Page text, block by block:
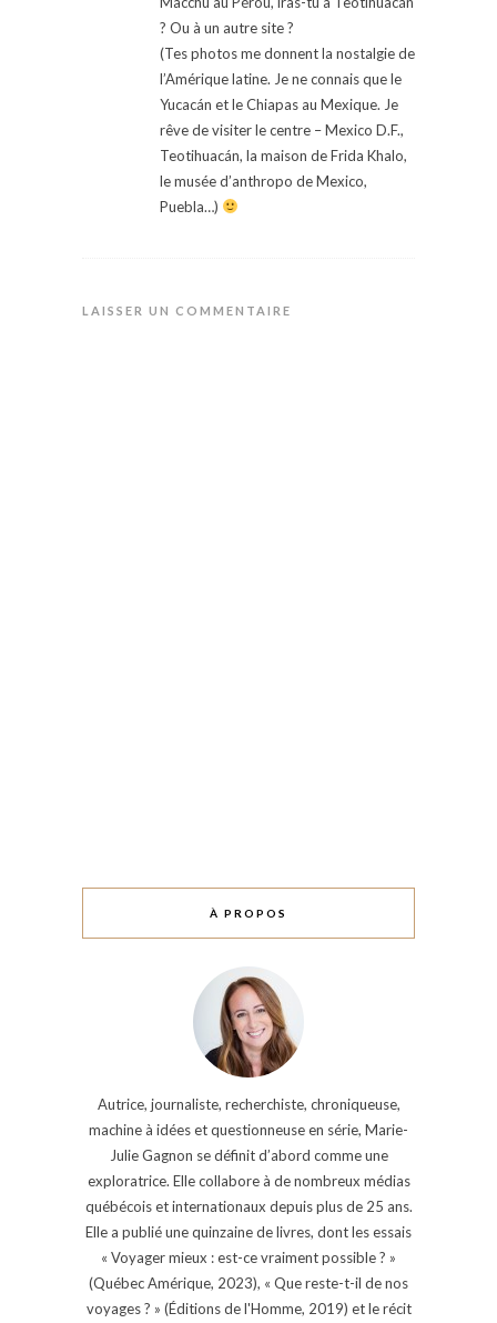
? Ou à un autre site ?
(Tes photos me donnent la nostalgie de
l’Amérique latine. Je ne connais que le
Yucacán et le Chiapas au Mexique. Je
rêve de visiter le centre – Mexico D.F.,
Teotihuacán, la maison de Frida Khalo,
le musée d’anthropo de Mexico,
Puebla…)
LAISSER UN COMMENTAIRE
À PROPOS
Autrice, journaliste, recherchiste, chroniqueuse,
machine à idées et questionneuse en série, Marie-
Julie Gagnon se définit d’abord comme une
exploratrice. Elle collabore à de nombreux médias
québécois et internationaux depuis plus de 25 ans.
Elle a publié une quinzaine de livres, dont les essais
« Voyager mieux : est-ce vraiment possible ? »
(Québec Amérique, 2023), « Que reste-t-il de nos
voyages ? » (Éditions de l'Homme, 2019) et le récit